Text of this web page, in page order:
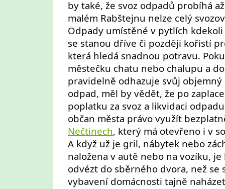
by také, že svoz odpadů probíhá
malém Rabštejnu nelze celý
Odpady umístěné v pytlích
se stanou dříve či později kořistí
která hledá snadnou potravu.
městečku chatu nebo chalupu a
pravidelně odhazuje svůj
odpad, měl by vědět, že po
poplatku za svoz a likvidaci
občan města právo využít
Nečtinech, který má otevřeno i v
A když už je gril, nábytek nebo
naložena v autě nebo na vozíku,
odvézt do sběrného dvora, než se
vybavení domácnosti tajně